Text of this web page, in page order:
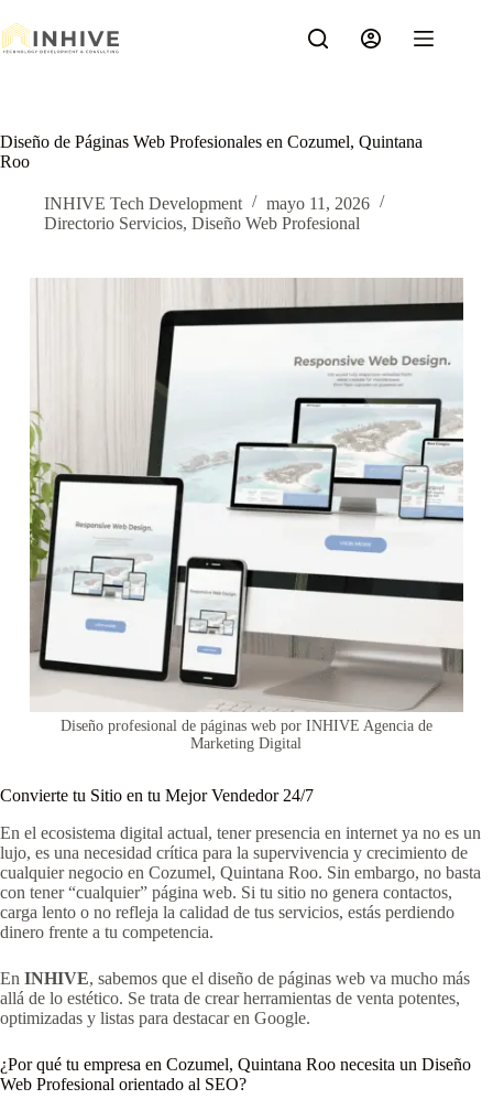
al
contenido
Diseño de Páginas Web Profesionales en Cozumel, Quintana
Roo
INHIVE Tech Development
mayo 11, 2026
Directorio Servicios, Diseño Web Profesional
Diseño profesional de páginas web por INHIVE Agencia de
Marketing Digital
Convierte tu Sitio en tu Mejor Vendedor 24/7
En el ecosistema digital actual, tener presencia en internet ya no es un
lujo, es una necesidad crítica para la supervivencia y crecimiento de
cualquier negocio en Cozumel, Quintana Roo. Sin embargo, no basta
con tener “cualquier” página web. Si tu sitio no genera contactos,
carga lento o no refleja la calidad de tus servicios, estás perdiendo
dinero frente a tu competencia.
En INHIVE, sabemos que el diseño de páginas web va mucho más
allá de lo estético. Se trata de crear herramientas de venta potentes,
optimizadas y listas para destacar en Google.
¿Por qué tu empresa en Cozumel, Quintana Roo necesita un Diseño
Web Profesional orientado al SEO?